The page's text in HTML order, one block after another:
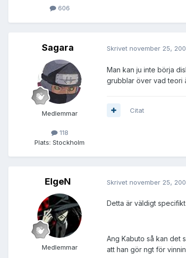
606
Sagara
Medlemmar
118
Plats: Stockholm
Skrivet november 25,
Man kan ju inte börja
grubblar över vad teori
Citat
ElgeN
Medlemmar
Skrivet november 25,
Detta är väldigt
Ang Kabuto så kan det
att han gör ngt för